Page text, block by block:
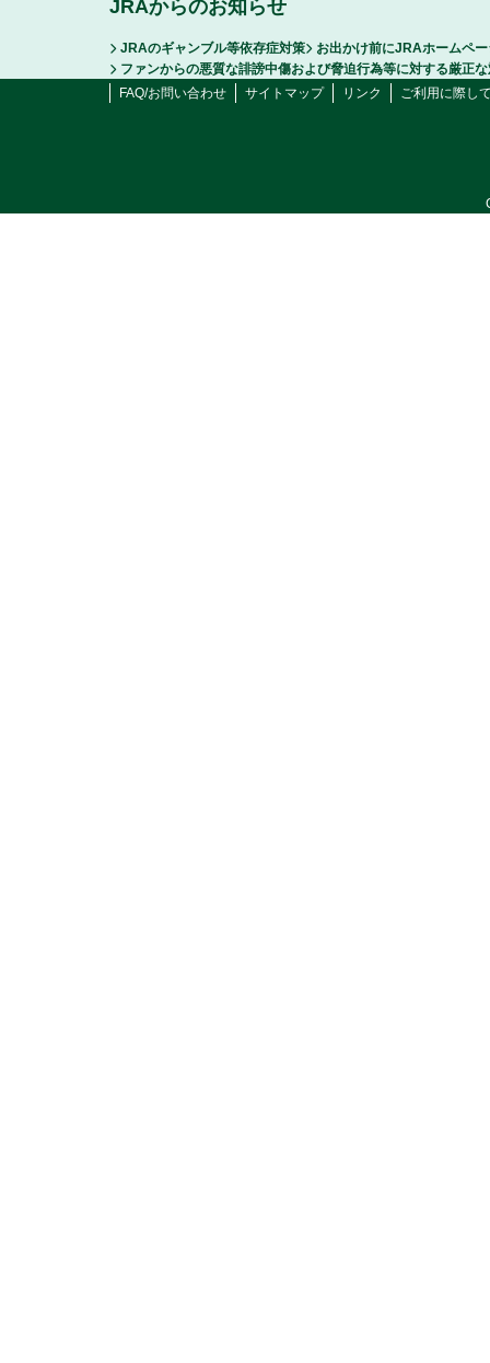
JRAからのお知らせ
JRAのギャンブル等依存症対策
お出かけ前にJRAホームペ
ファンからの悪質な誹謗中傷および脅迫行為等に対する厳正
FAQ/お問い合わせ
サイトマップ リンク ご利用に際し